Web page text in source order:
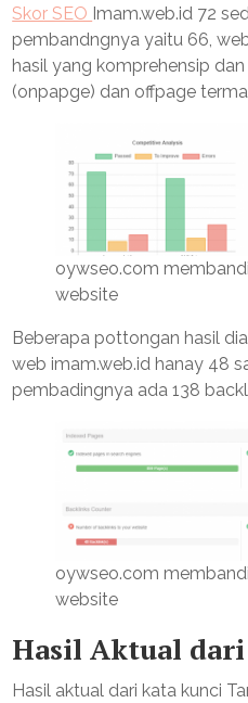
Skor SEO Imam.web.id 72
pembandngnya yaitu 66,
hasil yang komprehensip
(onpapge) dan offpage
oywseo.com
website
Beberapa pottongan hasil
web imam.web.id hanay 48
pembadingnya ada 138
oywseo.com
website
Hasil Aktual dari
Hasil aktual dari kata kunci